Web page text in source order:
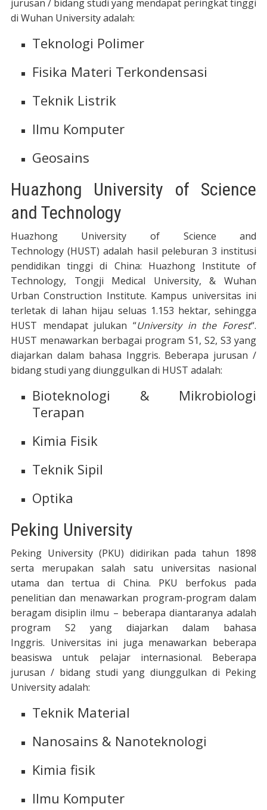
jurusan / bidang studi yang mendapat peringkat tinggi
di Wuhan University adalah:
Teknologi Polimer
Fisika Materi Terkondensasi
Teknik Listrik
Ilmu Komputer
Geosains
Huazhong University of Science
and Technology
Huazhong University of Science and
Technology (HUST) adalah hasil peleburan 3 institusi
pendidikan tinggi di China: Huazhong Institute of
Technology, Tongji Medical University, & Wuhan
Urban Construction Institute. Kampus universitas ini
terletak di lahan hijau seluas 1.153 hektar, sehingga
HUST mendapat julukan “University in the Forest“.
HUST menawarkan berbagai program S1, S2, S3 yang
diajarkan dalam bahasa Inggris. Beberapa jurusan /
bidang studi yang diunggulkan di HUST adalah:
Bioteknologi & Mikrobiologi
Terapan
Kimia Fisik
Teknik Sipil
Optika
Peking University
Peking University (PKU) didirikan pada tahun 1898
serta merupakan salah satu universitas nasional
utama dan tertua di China. PKU berfokus pada
penelitian dan menawarkan program-program dalam
beragam disiplin ilmu – beberapa diantaranya adalah
program S2 yang diajarkan dalam bahasa
Inggris. Universitas ini juga menawarkan beberapa
beasiswa untuk pelajar internasional. Beberapa
jurusan / bidang studi yang diunggulkan di Peking
University adalah:
Teknik Material
Nanosains & Nanoteknologi
Kimia fisik
Ilmu Komputer